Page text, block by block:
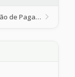
Contrato nº 258/2026 - Trivale Instituição de Pagamento Ltda.